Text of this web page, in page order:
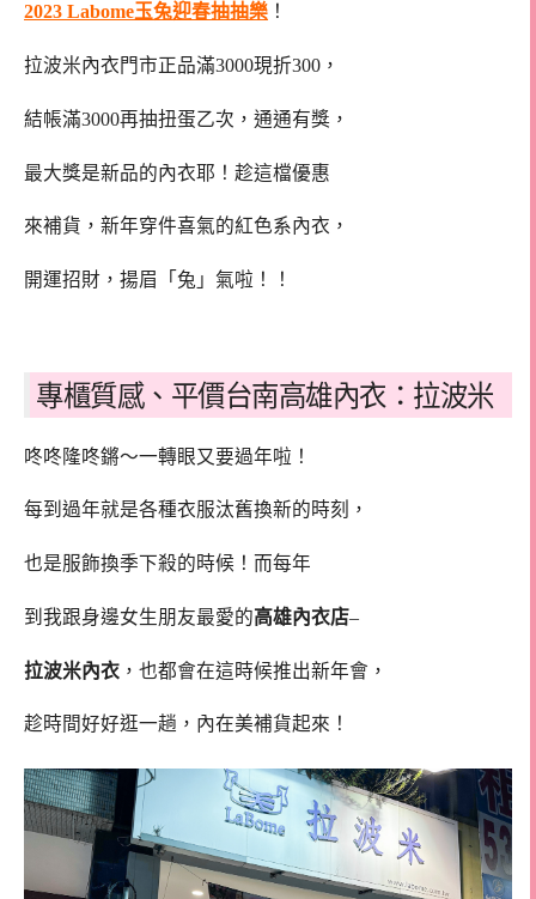
2023 Labome玉兔迎春抽抽樂 ！
拉波米內衣門市正品滿3000現折300，
結帳滿3000再抽扭蛋乙次，通通有獎，
最大獎是新品的內衣耶！趁這檔優惠
來補貨，新年穿件喜氣的紅色系內衣，
開運招財，揚眉「兔」氣啦！！
專櫃質感、平價台南高雄內衣：拉波米
咚咚隆咚鏘～一轉眼又要過年啦！
每到過年就是各種衣服汰舊換新的時刻，
也是服飾換季下殺的時候！而每年
到我跟身邊女生朋友最愛的高雄內衣店–
拉波米內衣 ，也都會在這時候推出新年會，
趁時間好好逛一趟，內在美補貨起來！